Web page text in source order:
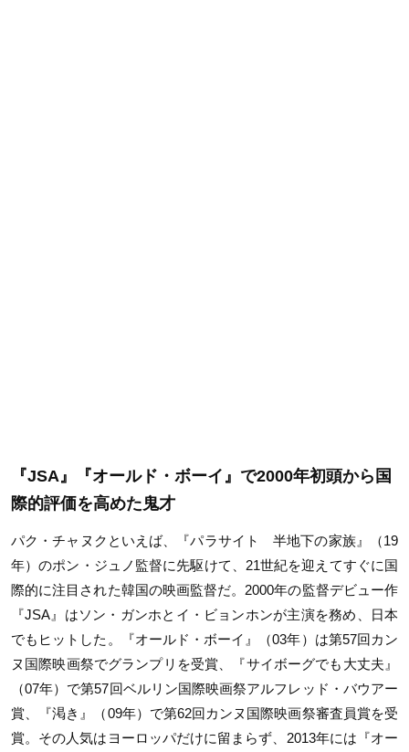
『JSA』『オールド・ボーイ』で2000年初頭から国
際的評価を高めた鬼才
パク・チャヌクといえば、『パラサイト 半地下の家族』（19
年）のポン・ジュノ監督に先駆けて、21世紀を迎えてすぐに国
際的に注目された韓国の映画監督だ。2000年の監督デビュー作
『JSA』はソン・ガンホとイ・ビョンホンが主演を務め、日本
でもヒットした。『オールド・ボーイ』（03年）は第57回カン
ヌ国際映画祭でグランプリを受賞、『サイボーグでも大丈夫』
（07年）で第57回ベルリン国際映画祭アルフレッド・バウアー
賞、『渇き』（09年）で第62回カンヌ国際映画祭審査員賞を受
賞。その人気はヨーロッパだけに留まらず、2013年には『オー